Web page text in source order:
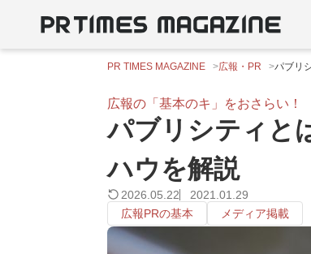
PR TIMES MAGAZINE 広報・PR パブリ
広報の「基本のキ」をおさらい！
パブリシティと
ハウを解説
2026.05.22
2021.01.29
広報PRの基本
メディア掲載